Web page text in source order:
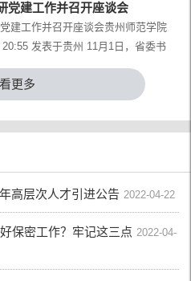
党建工作并召开座谈会
建工作并召开座谈会贵州师范学院
20:55 发表于贵州 11月1日，省委书
委会主…
更多
高层次人才引进公告 2022-04-22
保密工作？牢记这三点 2022-04-